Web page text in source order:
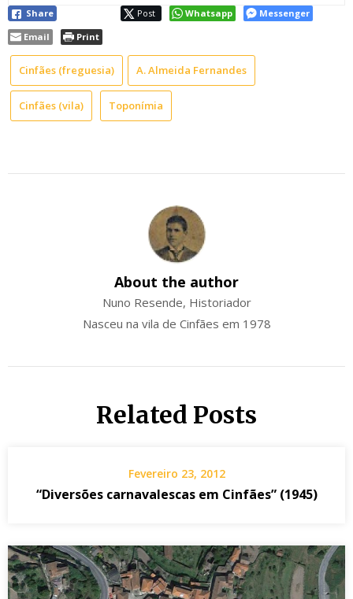
Share Post Whatsapp
Messenger
Email
Print
Cinfães (freguesia) A. Almeida Fernandes
Cinfães (vila) Toponímia
About the author
Nuno Resende, Historiador
Nasceu na vila de Cinfães em 1978
Related Posts
Fevereiro 23, 2012
“Diversões carnavalescas em Cinfães” (1945)